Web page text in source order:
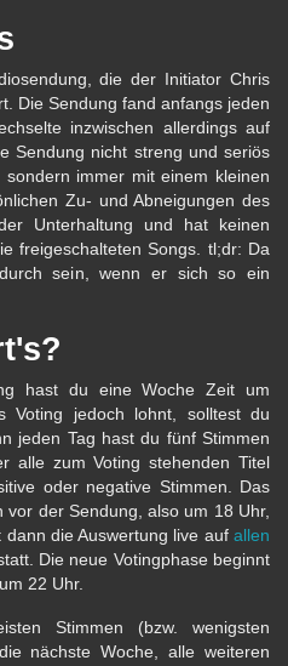
die der Initiator Chris
Die Sendung fand anfangs jeden
inzwischen allerdings auf
Sendung nicht streng und seriös
immer mit einem kleinen
Zu- und Abneigungen des
Unterhaltung und hat keinen
freigeschalteten Songs. tl;dr: Da
sein, wenn er sich so ein
hast du eine Woche Zeit um
Voting jedoch lohnt, solltest du
jeden Tag hast du fünf Stimmen
alle zum Voting stehenden Titel
oder negative Stimmen. Das
vor der Sendung, also um 18 Uhr,
die Auswertung live auf allen
Die neue Votingphase beginnt
22 Uhr.
Stimmen (bzw. wenigsten
nächste Woche, alle weiteren